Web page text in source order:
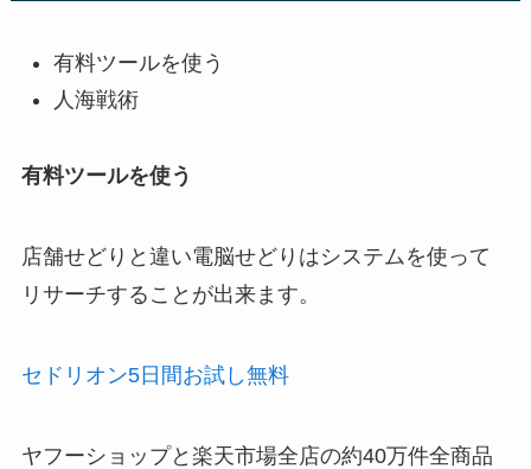
有料ツールを使う
人海戦術
有料ツールを使う
店舗せどりと違い電脳せどりはシステムを使って
リサーチすることが出来ます。
セドリオン5日間お試し無料
ヤフーショップと楽天市場全店の約40万件全商品